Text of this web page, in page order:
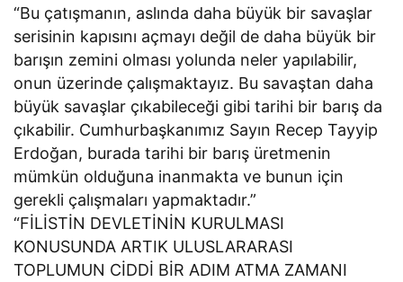
“Bu çatışmanın, aslında daha büyük bir savaşlar
serisinin kapısını açmayı değil de daha büyük bir
barışın zemini olması yolunda neler yapılabilir,
onun üzerinde çalışmaktayız. Bu savaştan daha
büyük savaşlar çıkabileceği gibi tarihi bir barış da
çıkabilir. Cumhurbaşkanımız Sayın Recep Tayyip
Erdoğan, burada tarihi bir barış üretmenin
mümkün olduğuna inanmakta ve bunun için
gerekli çalışmaları yapmaktadır.”
“FİLİSTİN DEVLETİNİN KURULMASI
KONUSUNDA ARTIK ULUSLARARASI
TOPLUMUN CİDDİ BİR ADIM ATMA ZAMANI